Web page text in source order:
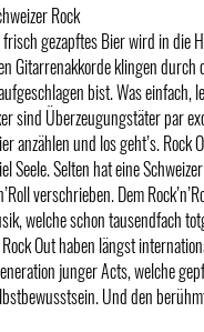
Rock
gezapftes Bier wird in die
Gitarrenakkorde klingen
bist. Was
sind Überzeugungstäter par
anzählen und los geht’s.
Seele. Selten hat eine
verschrieben. Dem
welche schon tausendfach
Out haben längst
junger Acts, welche
Und den